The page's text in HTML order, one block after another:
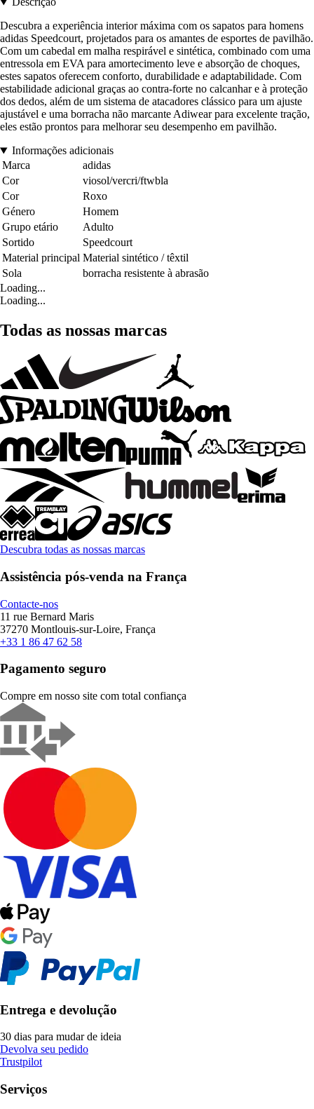
Descubra a experiência interior máxima com os sapatos para homens
adidas Speedcourt, projetados para os amantes de esportes de pavilhão.
Com um cabedal em malha respirável e sintética, combinado com uma
entressola em EVA para amortecimento leve e absorção de choques,
estes sapatos oferecem conforto, durabilidade e adaptabilidade. Com
estabilidade adicional graças ao contra-forte no calcanhar e à proteção
dos dedos, além de um sistema de atacadores clássico para um ajuste
ajustável e uma borracha não marcante Adiwear para excelente tração,
eles estão prontos para melhorar seu desempenho em pavilhão.
Informações adicionais
Marca
adidas
Cor
viosol/vercri/ftwbla
Cor
Roxo
Género
Homem
Grupo etário
Adulto
Sortido
Speedcourt
Material principal Material sintético / têxtil
Sola
borracha resistente à abrasão
Loading...
Loading...
Todas as nossas marcas
Descubra todas as nossas marcas
Assistência pós-venda na França
Contacte-nos
11 rue Bernard Maris
37270 Montlouis-sur-Loire, França
+33 1 86 47 62 58
Pagamento seguro
Compre em nosso site com total confiança
Entrega e devolução
30 dias para mudar de ideia
Devolva seu pedido
Trustpilot
Serviços